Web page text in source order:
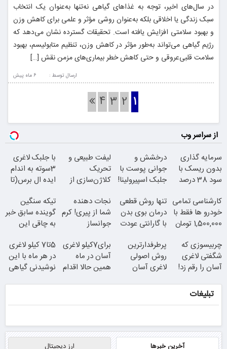
در سال‌های اخیر، توجه به غذاهای گیاهی نه‌تنها به‌عنوان یک انتخاب
سبک زندگی یا اخلاقی بلکه به‌عنوان روشی مؤثر و علمی برای کاهش وزن
و بهبود سلامتی افزایش یافته است. تحقیقات گسترده نشان می‌دهد که
رژیم گیاهی می‌تواند به‌طور مؤثر در کاهش وزن، تنظیم متابولیسم، بهبود
سلامت قلبی‌عروقی و حتی کاهش خطر بیماری‌های مزمن نقش […]
6 ماه پيش ارسال توسط :
1
2
3
4
از سراسر وب
سرمایه گذاری
بدون ریسک با
سود 38 درصد
درخشش و
جوانی پوست با
جلبک اسپیرولینا!
تخفیف ویژه
لیفت طبیعی و
تحریک
کلاژن‌سازی از
24ماه ماندگاری
جوان شو
با جلبک لاغری
3سوته به اندام
ایده ال برس(تا
ویژه)
کارشناسی تمامی
خودرو ها فقط با
1,500,000 تومان
تنها روش قطعی
درمان بوی بدن
با گارانتی عودت
نجات دهنده
شما از پیری! کرم
جوانساز
تیکه سنگین
گوینده سابق خبر
به چاقی این
زنده
چربیسوزی که
شگفتی لاغری
آسان را رقم زد!
پرطرفدارترین
روش اصولی
لاغری آسان
چربیسوز
گیاهی(تخفیف
برای7کیلو لاغری
آسان در ماه
همین حالا اقدام
5تا7 کیلو لاغری
در هر ماه با این
نوشیدنی گیاهی
سفارش با نصف
قیمت
تبلیغات
آخرین خبرها ارز دیجیتال